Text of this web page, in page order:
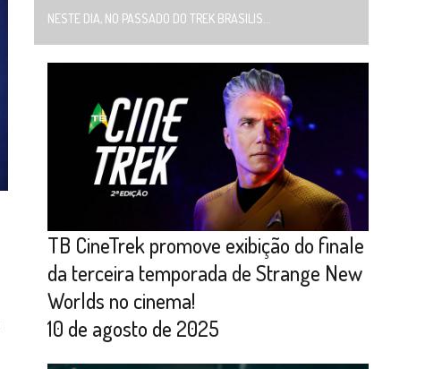
NESTE DIA, NO PASSADO DO TREK BRASILIS...
TB CineTrek promove exibição do finale
da terceira temporada de Strange New
Worlds no cinema!
10 de agosto de 2025